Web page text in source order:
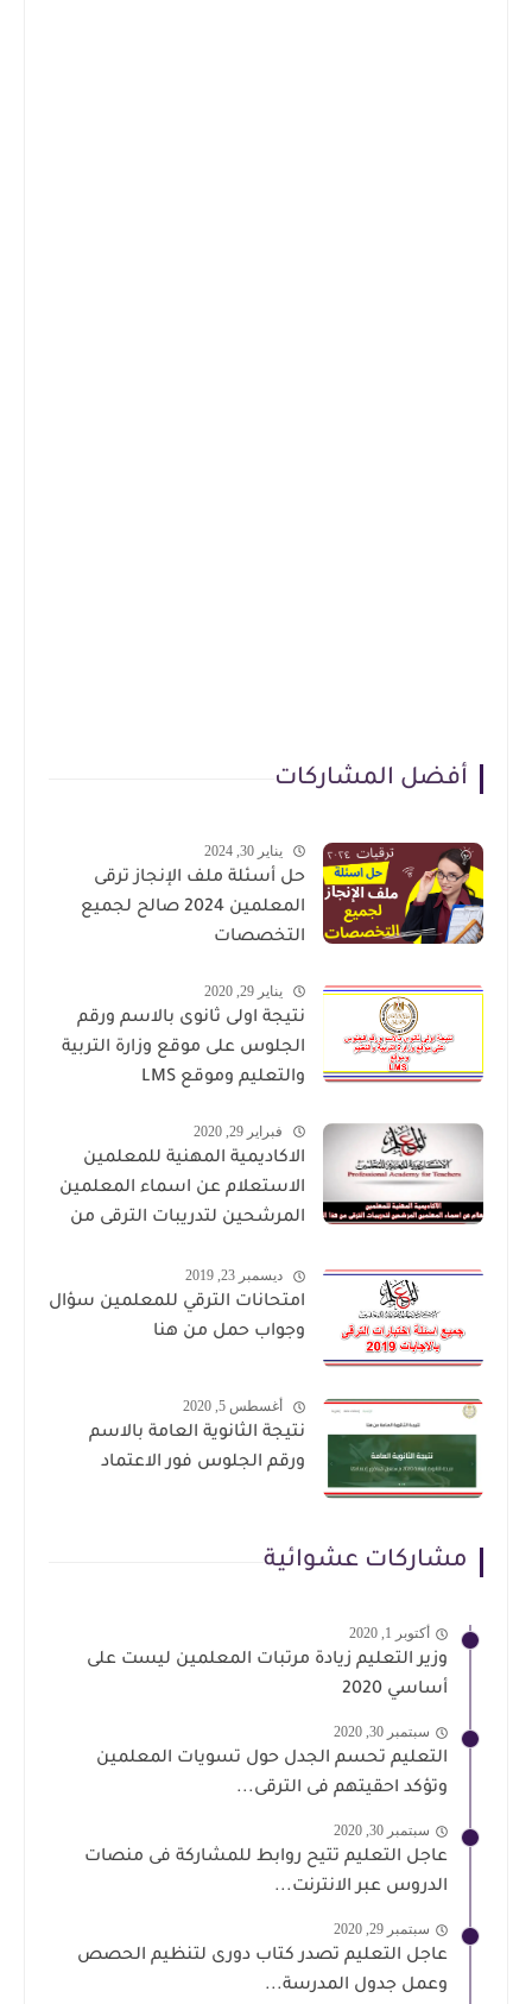
أفضل المشاركات
يناير 30, 2024
حل أسئلة ملف الإنجاز ترقى
المعلمين 2024 صالح لجميع
التخصصات
يناير 29, 2020
نتيجة اولى ثانوى بالاسم ورقم
الجلوس على موقع وزارة التربية
والتعليم وموقع LMS
فبراير 29, 2020
الاكاديمية المهنية للمعلمين
الاستعلام عن اسماء المعلمين
المرشحين لتدريبات الترقى من
ديسمبر 23, 2019
امتحانات الترقي للمعلمين سؤال
وجواب حمل من هنا
أغسطس 5, 2020
نتيجة الثانوية العامة بالاسم
ورقم الجلوس فور الاعتماد
مشاركات عشوائية
أكتوبر 1, 2020
وزير التعليم زيادة مرتبات المعلمين ليست على
أساسي 2020
سبتمبر 30, 2020
التعليم تحسم الجدل حول تسويات المعلمين
وتؤكد احقيتهم فى الترقى...
سبتمبر 30, 2020
عاجل التعليم تتيح روابط للمشاركة فى منصات
الدروس عبر الانترنت...
سبتمبر 29, 2020
عاجل التعليم تصدر كتاب دورى لتنظيم الحصص
وعمل جدول المدرسة...